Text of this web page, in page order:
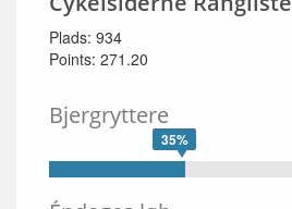
Plads: 934
Points: 271.20
Bjergryttere
35%